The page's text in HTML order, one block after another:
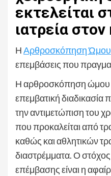
εκτελείται
ιατρεία
ΗΑρθροσκόπηση Ώμου
επεμβάσεις που
Η αρθροσκόπηση ώμου
επεμβατική διαδικασία
την αντιμετώπιση του
που προκαλείται από
καθώς και αθλητικών
διαστρέμματα. Ο
επέμβασης είναι η